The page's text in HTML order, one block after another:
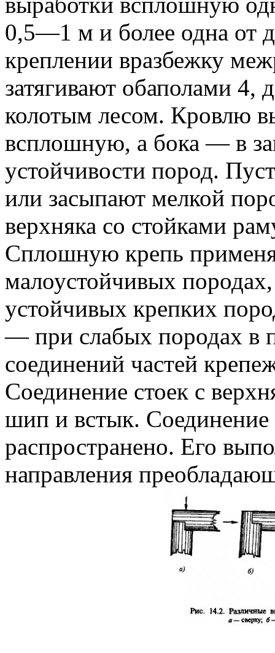
0,5—1 м и более одна от
креплении вразбежку
затягивают обаполами 4,
колотым лесом. Кровлю
всплошную, а бока — в
устойчивости пород.
или засыпают мелкой
верхняка со стойками
Сплошную крепь
малоустойчивых
устойчивых крепких
— при слабых породах в
соединений частей
Соединение стоек с
шип и встык. Соединение
распространено. Его
направления